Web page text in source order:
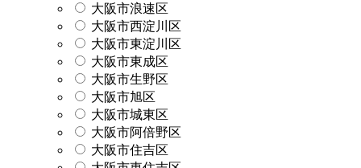
大阪市浪速区
大阪市西淀川区
大阪市東淀川区
大阪市東成区
大阪市生野区
大阪市旭区
大阪市城東区
大阪市阿倍野区
大阪市住吉区